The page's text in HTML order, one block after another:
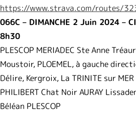
https://www.strava.com/routes/
066C – DIMANCHE 2 Juin 2024 –
8h30
PLESCOP MERIADEC Ste Anne
Moustoir, PLOEMEL, à gauche
Délire, Kergroix, La TRINITE sur
PHILIBERT Chat Noir AURAY
Béléan PLESCOP